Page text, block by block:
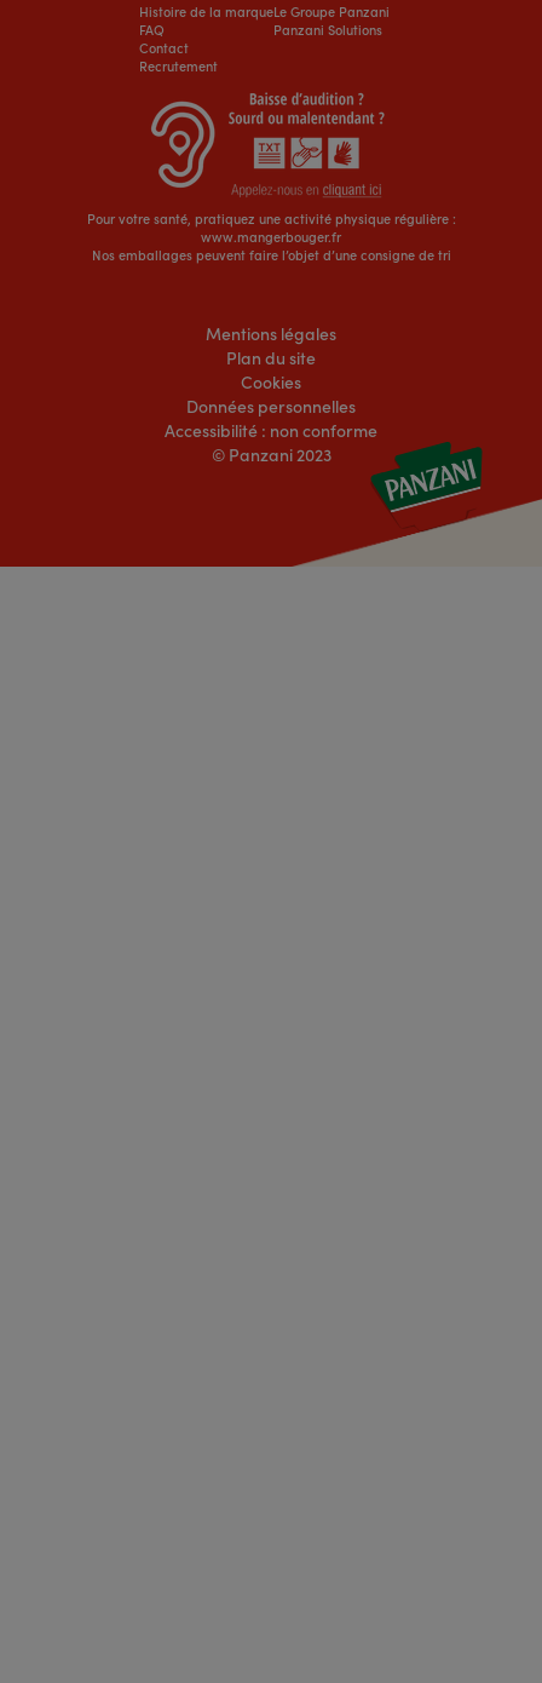
Histoire de la marque
FAQ
Contact
Recrutement
Le Groupe Panzani
Panzani Solutions
Pour votre santé, pratiquez une activité physique régulière :
www.mangerbouger.fr
Nos emballages peuvent faire l’objet d’une consigne de tri
Mentions légales
Plan du site
Cookies
Données personnelles
Accessibilité : non conforme
© Panzani 2023